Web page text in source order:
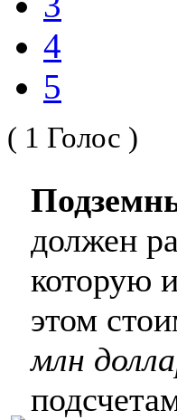
4
5
( 1 Голос )
должен
которую
этом
млн